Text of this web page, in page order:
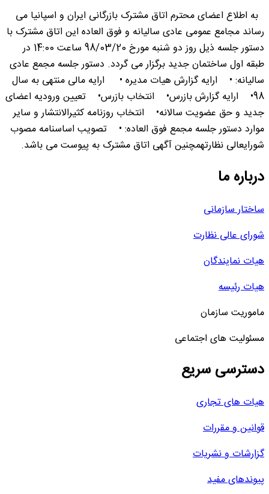
به اطلاع اعضای محترم اتاق مشترک بازرگانی ایران و اسپانیا می
رساند مجامع عمومی عادی سالیانه و فوق العاده این اتاق مشترک با
دستور جلسه ذیل روز دو شنبه مورخ 98/03/20 ساعت 14:00 در
طبقه اول ساختمان جدید برگزار می گردد. دستور جلسه مجمع عادی
سالیانه: • ارایه گزارش هیات مدیره • ارایه مالی منتهی به سال
98• ارایه گزارش بازرس• انتخاب بازرس• تعیین ورودیه اعضای
جدید و حق عضویت سالانه• انتخاب روزنامه کثیرالانتشار و سایر
موارد دستور جلسه مجمع فوق العاده: • تصویب اساسنامه مصوب
شورایعالی نظارتهمچنین آگهی اتاق مشترک به پیوست می باشد.
درباره ما
ساختار سازمانی
شورای عالی نظارت
هیات نمایندگان
هیات رئیسه
ماموریت سازمان
مسئولیت های اجتماعی
دسترسی سریع
هیات های تجاری
قوانین و مقررات
گزارشات و نشریات
پیوندهای مفید